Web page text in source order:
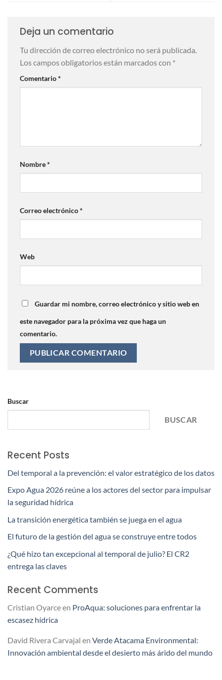
Deja un comentario
Tu dirección de correo electrónico no será publicada.
Los campos obligatorios están marcados con *
Comentario*
Nombre*
Correo electrónico*
Web
Guardar mi nombre, correo electrónico y sitio web en
este navegador para la próxima vez que haga un
comentario.
Buscar
BUSCAR
Recent Posts
Del temporal a la prevención: el valor estratégico de los datos
Expo Agua 2026 reúne a los actores del sector para impulsar
la seguridad hídrica
La transición energética también se juega en el agua
El futuro de la gestión del agua se construye entre todos
¿Qué hizo tan excepcional al temporal de julio? El CR2
entrega las claves
Recent Comments
Cristian Oyarceen ProAqua: soluciones para enfrentar la
escasez hídrica
David Rivera Carvajal en Verde Atacama Environmental:
Innovación ambiental desde el desierto más árido del mundo